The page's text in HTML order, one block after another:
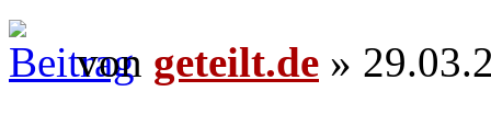
von geteilt.de »